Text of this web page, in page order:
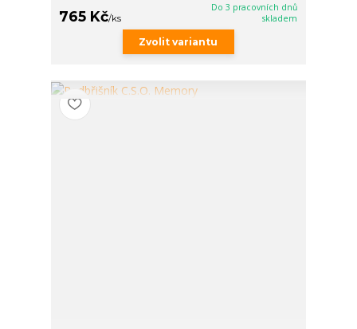
765 Kč/ks
Do 3 pracovních dnů
skladem
Zvolit variantu